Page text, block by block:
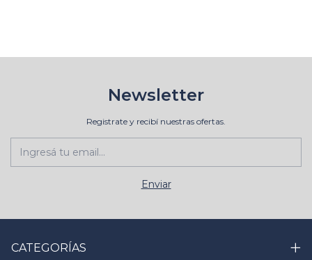
Newsletter
Registrate y recibí nuestras ofertas.
CATEGORÍAS